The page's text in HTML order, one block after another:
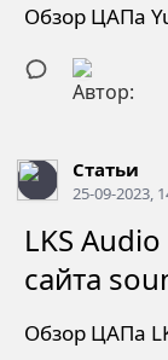
Обзор ЦАПа
Статьи
25-09-2023,
LKS
сайта
Обзор ЦАПа